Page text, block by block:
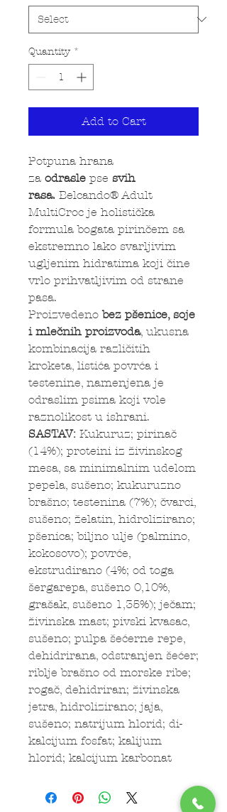
Quantity *
Add to Cart
Potpuna hrana
za odrasle pse svih
rasa. Belcando® Adult
MultiCroc je holistička
formula bogata pirinčem sa
ekstremno lako svarljivim
ugljenim hidratima koji čine
vrlo prihvatljivim od strane
pasa.
Proizvedenobez pšenice, soje
i mlečnih proizvoda, ukusna
kombinacija različitih
kroketa, listića povrća i
testenine, namenjena je
odraslim psima koji vole
raznolikost u ishrani.
SASTAV: Kukuruz; pirinač
(14%); proteini iz živinskog
mesa, sa minimalnim udelom
pepela, sušeno; kukuruzno
brašno; testenina (7%); čvarci,
sušeno; želatin, hidrolizirano;
pšenica; biljno ulje (palmino,
kokosovo); povrće,
ekstrudirano (4%; od toga
šergarepa, sušeno 0,10%,
grašak, sušeno 1,35%); ječam;
živinska mast; pivski kvasac,
sušeno; pulpa šećerne repe,
dehidrirana, odstranjen šećer;
riblje brašno od morske ribe;
rogač, dehidriran; živinska
jetra, hidrolizirano; jaja,
sušeno; natrijum hlorid; di-
kalcijum fosfat; kalijum
hlorid; kalcijum karbonat